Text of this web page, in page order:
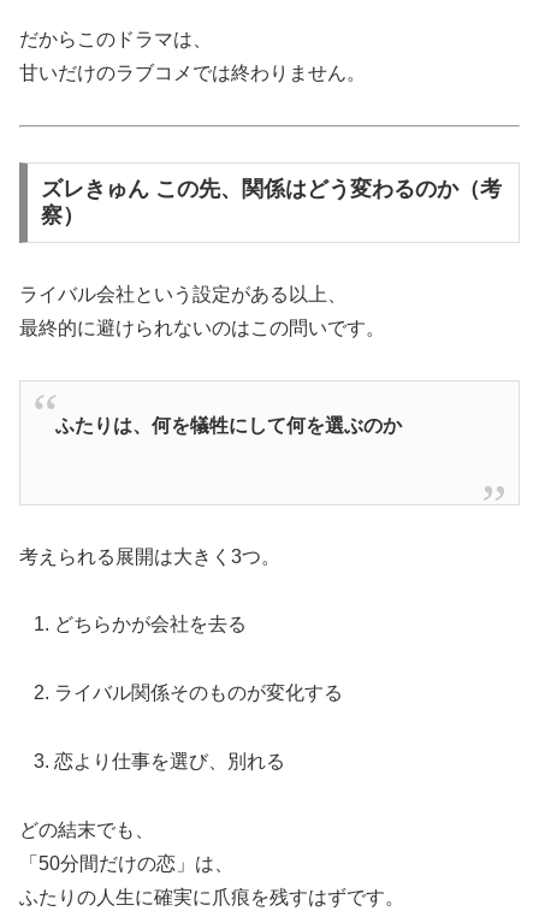
だからこのドラマは、
甘いだけのラブコメでは終わりません。
ズレきゅん この先、関係はどう変わるのか（考
察）
ライバル会社という設定がある以上、
最終的に避けられないのはこの問いです。
ふたりは、何を犠牲にして何を選ぶのか
考えられる展開は大きく3つ。
どちらかが会社を去る
ライバル関係そのものが変化する
恋より仕事を選び、別れる
どの結末でも、
「50分間だけの恋」は、
ふたりの人生に確実に爪痕を残すはずです。